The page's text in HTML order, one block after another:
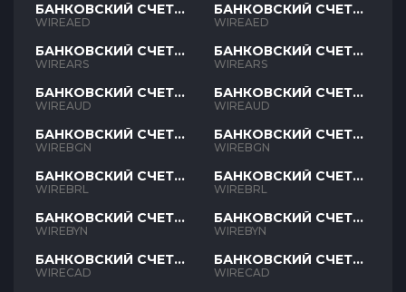
БАНКОВСКИЙ СЧЕТ
AED
WIREAED
БАНКОВСКИЙ СЧЕТ
ARS
WIREARS
БАНКОВСКИЙ СЧЕТ
AUD
WIREAUD
БАНКОВСКИЙ СЧЕТ
BGN
WIREBGN
БАНКОВСКИЙ СЧЕТ
BRL
WIREBRL
БАНКОВСКИЙ СЧЕТ
BYN
WIREBYN
БАНКОВСКИЙ СЧЕТ
CAD
WIRECAD
БАНКОВСКИЙ СЧЕТ
AED
WIREAED
БАНКОВСКИЙ СЧЕТ
ARS
WIREARS
БАНКОВСКИЙ СЧЕТ
AUD
WIREAUD
БАНКОВСКИЙ СЧЕТ
BGN
WIREBGN
БАНКОВСКИЙ СЧЕТ
BRL
WIREBRL
БАНКОВСКИЙ СЧЕТ
BYN
WIREBYN
БАНКОВСКИЙ СЧЕТ
CAD
WIRECAD